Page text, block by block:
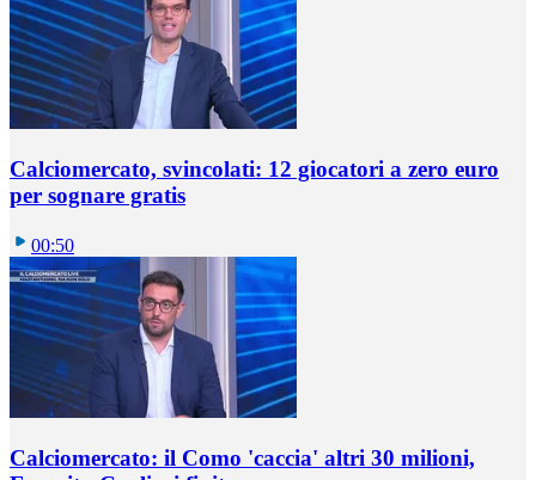
Calciomercato, svincolati: 12 giocatori a zero euro
per sognare gratis
00:50
Calciomercato: il Como 'caccia' altri 30 milioni,